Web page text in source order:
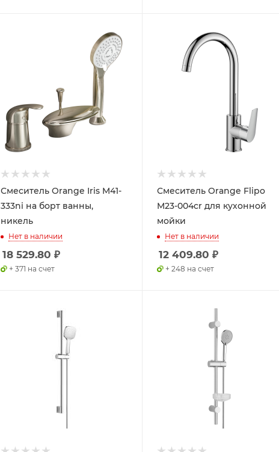
Смеситель Orange Iris M41-
333ni на борт ванны,
никель
Нет в наличии
18 529.80 ₽
+ 371 на счет
Смеситель Orange Flipo
M23-004cr для кухонной
мойки
Нет в наличии
12 409.80 ₽
+ 248 на счет